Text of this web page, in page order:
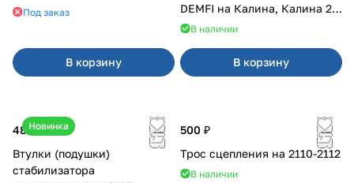
Под заказ
В корзину
DEMFI на Калина, Калина 2,
Гранта
В наличии
В корзину
Новинка
480 ₽
Втулки (подушки)
стабилизатора
500 ₽
Трос сцепления на 2110-2112
В наличии